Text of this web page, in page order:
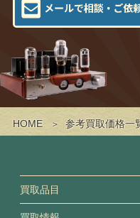
HOME 参考買取価格一
買取品目